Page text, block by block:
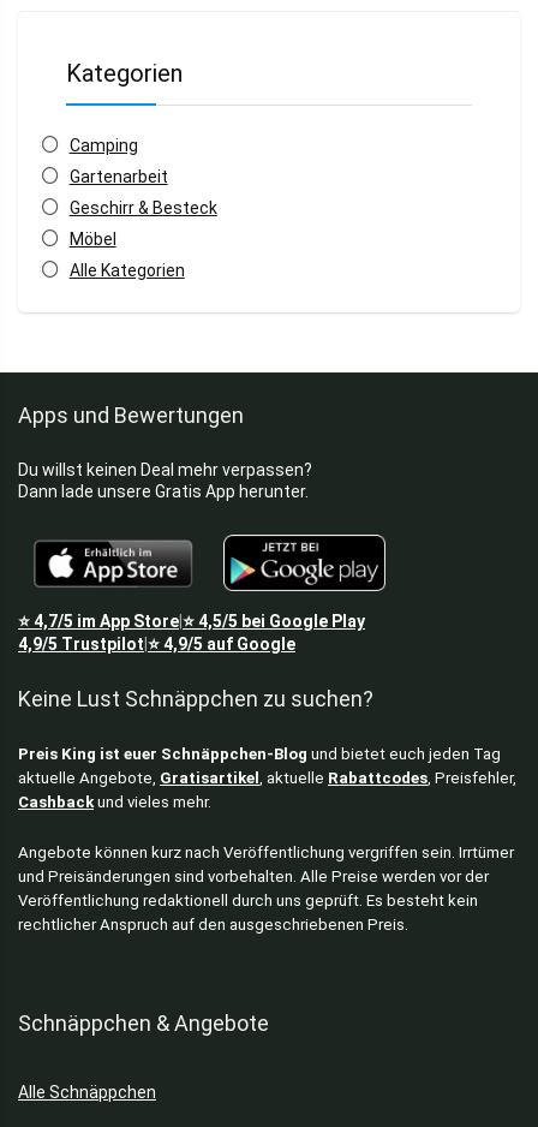
Kategorien
Camping
Gartenarbeit
Geschirr & Besteck
Möbel
Alle Kategorien
Apps und Bewertungen
Du willst keinen Deal mehr verpassen?
Dann lade unsere Gratis App herunter.
⭐4,7/5 im App Store⭐4,5/5 bei Google Play
4,9/5 Trustpilot ⭐4,9/5 auf Google
Keine Lust Schnäppchen zu suchen?
Preis King ist euer Schnäppchen-Blog und bietet euch jeden Tag
aktuelle Angebote, Gratisartikel , aktuelle Rabattcodes , Preisfehler,
Cashback und vieles mehr.
Angebote können kurz nach Veröffentlichung vergriffen sein. Irrtümer
und Preisänderungen sind vorbehalten. Alle Preise werden vor der
Veröffentlichung redaktionell durch uns geprüft. Es besteht kein
rechtlicher Anspruch auf den ausgeschriebenen Preis.
Schnäppchen & Angebote
Alle Schnäppchen